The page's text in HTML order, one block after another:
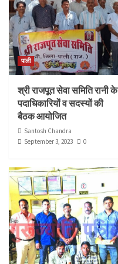
पाली
श्री राजपूत सेवा समिति रानी के
पदाधिकारियों व सदस्यों की
बैठक आयोजित
Santosh Chandra
September 3, 2023
0